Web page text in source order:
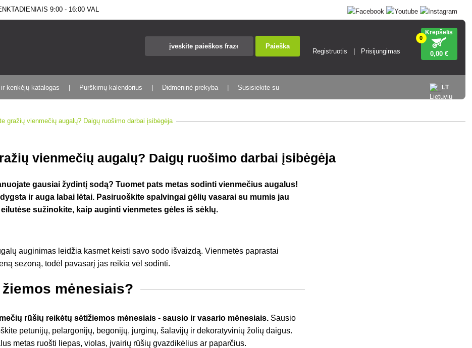
9:00 - 16:00 VAL
Paieška
Registruotis Prisijungimas
0
Krepšelis
0,00 €
LT
ir kenkėjų katalogas Purškimų kalendorius Didmeninė prekyba Susisiekite su
gražių vienmečių augalų? Daigų ruošimo darbai įsibėgėja
vienmečių augalų? Daigų ruošimo darbai įsibėgėja
gausiai žydintį sodą? Tuomet pats metas sodinti vienmečius augalus!
ir auga labai lėtai. Pasiruoškite spalvingai gėlių vasarai su mumis jau
sužinokite, kaip auginti vienmetes gėles iš sėklų.
auginimas leidžia kasmet keisti savo sodo išvaizdą. Vienmetės paprastai
sezoną, todėl pavasarį jas reikia vėl sodinti.
mėnesiais?
rūšių reikėtų sėtižiemos mėnesiais - sausio ir vasario mėnesiais. Sausio
petunijų, pelargonijų, begonijų, jurginų, šalavijų ir dekoratyvinių žolių daigus.
metas ruošti liepas, violas, įvairių rūšių gvazdikėlius ar paparčius.